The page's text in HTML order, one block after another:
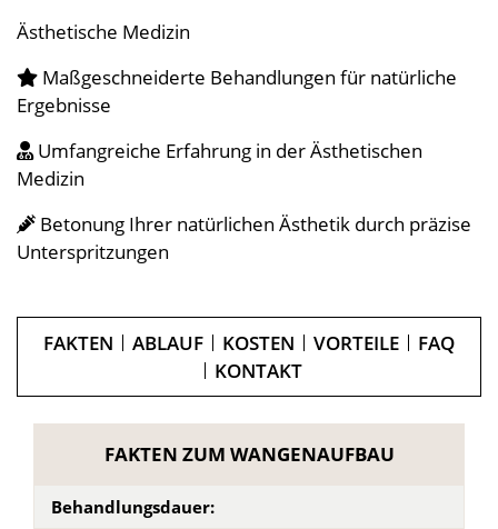
Ästhetische Medizin
Maßgeschneiderte Behandlungen für natürliche
Ergebnisse
Umfangreiche Erfahrung in der Ästhetischen
Medizin
Betonung Ihrer natürlichen Ästhetik durch präzise
Unterspritzungen
FAKTEN ABLAUF KOSTEN VORTEILE
FAQ
KONTAKT
FAKTEN ZUM WANGENAUFBAU
Behandlungsdauer: